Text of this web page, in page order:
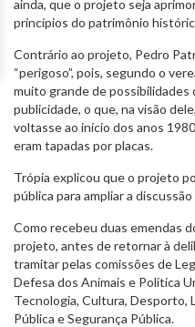
ainda, que o projeto seja
princípios do patrimônio
Contrário ao projeto, Pedro
“perigoso”, pois, segundo o
muito grande de
publicidade, o que, na visão
voltasse ao início dos anos
eram tapadas por placas.
Trópia explicou que o projeto
pública para ampliar a
Como recebeu duas emendas
projeto, antes de retornar à
tramitar pelas comissões de
Defesa dos Animais e Política
Tecnologia, Cultura, Desporto,
Pública e Segurança Pública.